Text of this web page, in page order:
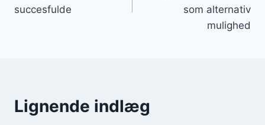
succesfulde
som alternativ
mulighed
Lignende indlæg